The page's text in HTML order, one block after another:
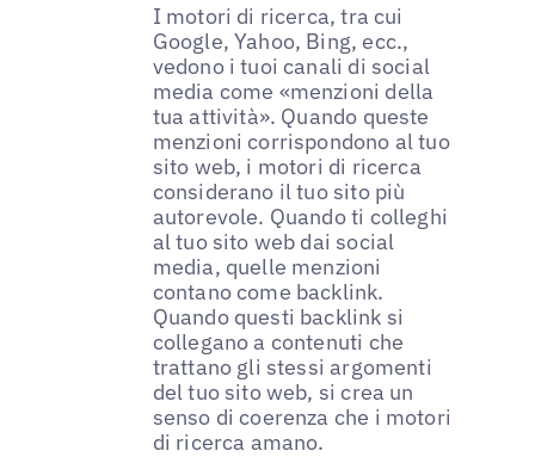
I motori di ricerca, tra cui
Google, Yahoo, Bing, ecc.,
vedono i tuoi canali di social
media come «menzioni della
tua attività». Quando queste
menzioni corrispondono al tuo
sito web, i motori di ricerca
considerano il tuo sito più
autorevole. Quando ti colleghi
al tuo sito web dai social
media, quelle menzioni
contano come backlink.
Quando questi backlink si
collegano a contenuti che
trattano gli stessi argomenti
del tuo sito web, si crea un
senso di coerenza che i motori
di ricerca amano.